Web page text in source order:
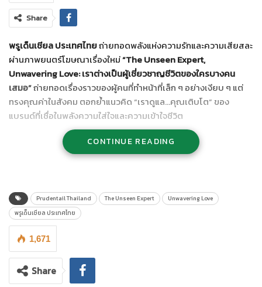
Share
พรูเด็นเชียล ประเทศไทยถ่ายทอดพลังแห่งความรักและความเสียสละ
ผ่านภาพยนตร์โฆษณาเรื่องใหม่“The Unseen Expert,
Unwavering Love: เราต่างเป็นผู้เชี่ยวชาญชีวิตของใครบางคน
เสมอ”ถ่ายทอดเรื่องราวของผู้คนที่ทำหน้าที่เล็ก ๆ อย่างเงียบ ๆ แต่
ทรงคุณค่าในสังคม ตอกย้ำแนวคิด “เราดูแล…คุณเติบโต” ของ
แบรนด์ที่เชื่อในพลังความใส่ใจและความเข้าใจชีวิต
CONTINUE READING
Prudentail Thailand The Unseen Expert
Unwavering Love
พรูเด็นเชียล ประเทศไทย
1,671
Share